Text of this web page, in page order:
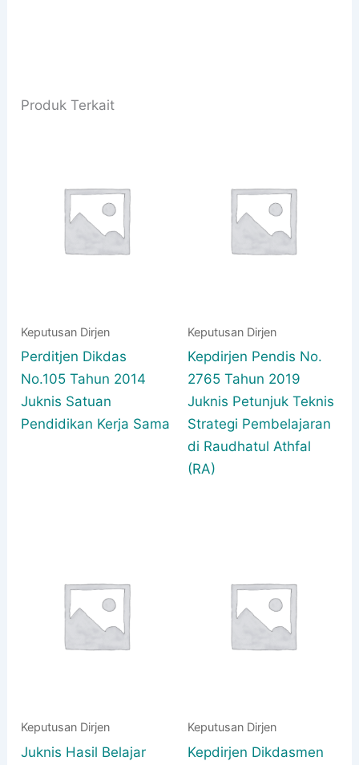
Produk Terkait
Keputusan Dirjen
Perditjen Dikdas
No.105 Tahun 2014
Juknis Satuan
Pendidikan Kerja Sama
Keputusan Dirjen
Kepdirjen Pendis No.
2765 Tahun 2019
Juknis Petunjuk Teknis
Strategi Pembelajaran
di Raudhatul Athfal
(RA)
Keputusan Dirjen
Juknis Hasil Belajar
Keputusan Dirjen
Kepdirjen Dikdasmen